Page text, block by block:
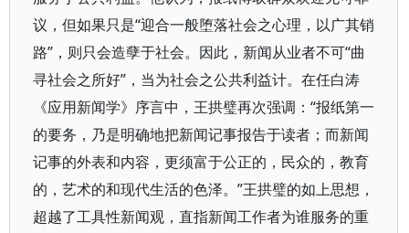
议，但如果只是“迎合一般堕落社会之心理，以广其销
路”，则只会造孽于社会。因此，新闻从业者不可“曲
寻社会之所好”，当为社会之公共利益计。在任白涛
《应用新闻学》序言中，王拱璧再次强调：“报纸第一
的要务，乃是明确地把新闻记事报告于读者；而新闻
记事的外表和内容，更须富于公正的，民众的，教育
的，艺术的和现代生活的色泽。”王拱璧的如上思想，
超越了工具性新闻观，直指新闻工作者为谁服务的重